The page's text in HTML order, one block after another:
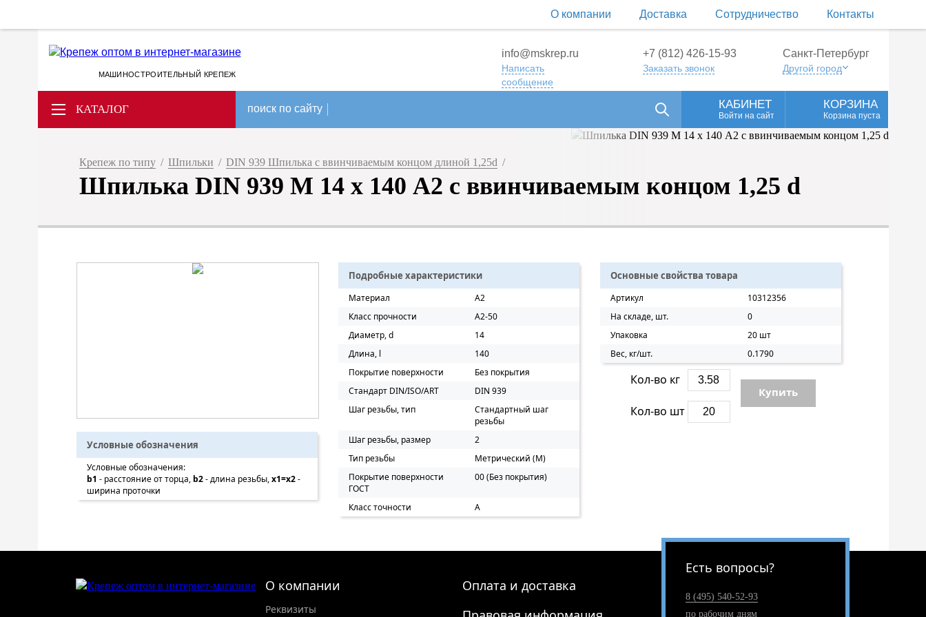
О компании Доставка Сотрудничество Контакты
МАШИНОСТРОИТЕЛЬНЫЙ КРЕПЕЖ
info@mskrep.ru
Написать
сообщение
+7 (812) 426-15-93
Заказать звонок
Санкт-Петербург
Другой город
КАТАЛОГ поиск по сайту КАБИНЕТ
Войти на сайт
КОРЗИНА
Корзина пуста
Крепеж по типу / Шпильки / DIN 939 Шпилька с ввинчиваемым концом длиной 1,25d /
Шпилька DIN 939 M 14 х 140 А2 с ввинчиваемым концом 1,25 d
Условные обозначения
Условные обозначения:
b1 - расстояние от торца, b2- длина резьбы,x1=x2-
ширина проточки
Подробные характеристики
Материал
A2
Класс прочности
A2-50
Диаметр, d
14
Длина, l
140
Покрытие поверхности
Без покрытия
Стандарт DIN/ISO/ART
DIN 939
Шаг резьбы, тип
Стандартный шаг
резьбы
Шаг резьбы, размер
2
Тип резьбы
Метрический (M)
Покрытие поверхности
ГОСТ
00 (Без покрытия)
Класс точности A
Основные свойства товара
Артикул
10312356
На складе, шт.
0
Упаковка
20 шт
Вес, кг/шт.
0.1790
Кол-во кг
Кол-во шт
Купить
О компании
Реквизиты
Оплата и доставка
Есть вопросы?
8 (495) 540-52-93
по рабочим дням